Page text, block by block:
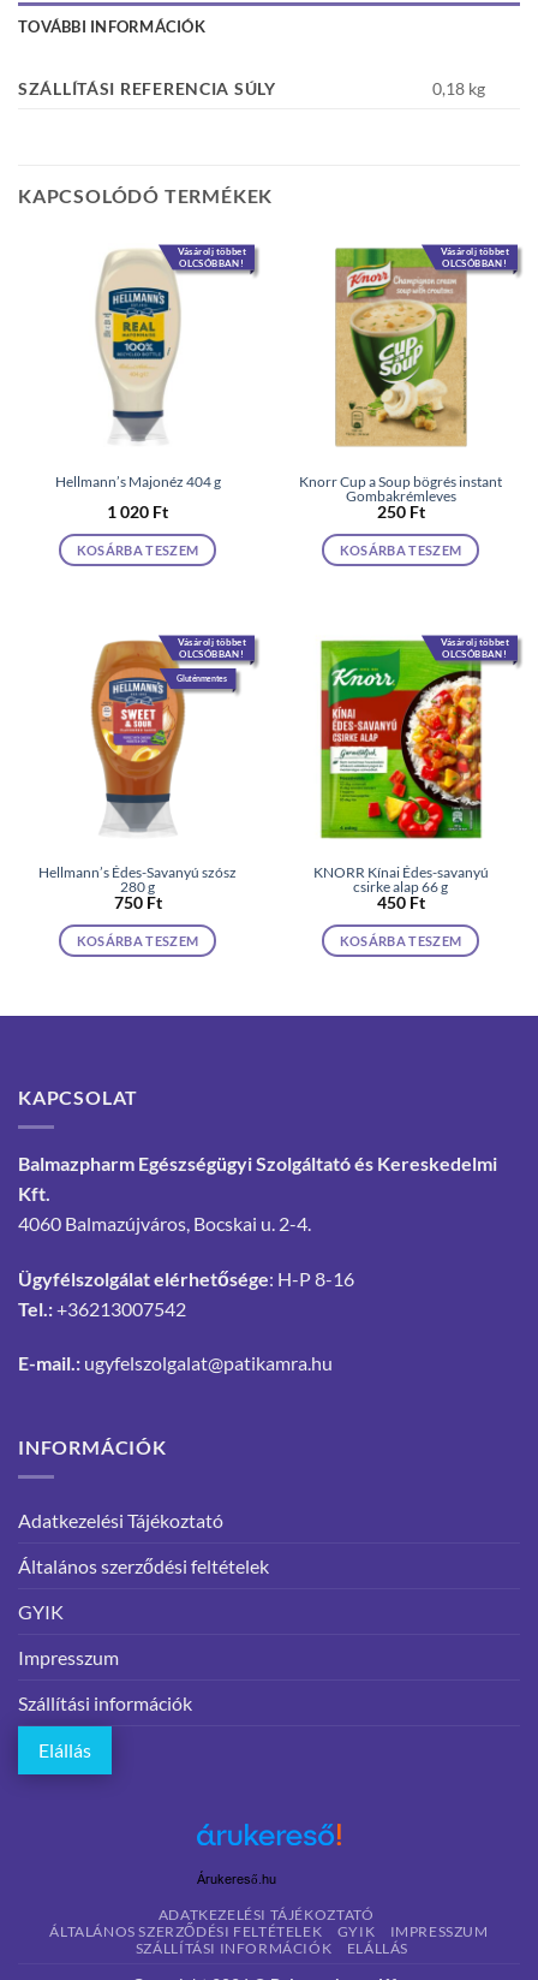
TOVÁBBI INFORMÁCIÓK
SZÁLLÍTÁSI REFERENCIA SÚLY 0,18 kg
KAPCSOLÓDÓ TERMÉKEK
Vásárolj többet
OLCSÓBBAN!
Hellmann’s Majonéz 404 g
1 020 Ft
KOSÁRBA TESZEM
Vásárolj többet
OLCSÓBBAN!
Knorr Cup a Soup bögrés instant
Gombakrémleves
250 Ft
KOSÁRBA TESZEM
Vásárolj többet
OLCSÓBBAN!
Gluténmentes
Hellmann’s Édes-Savanyú szósz
280 g
750 Ft
KOSÁRBA TESZEM
Vásárolj többet
OLCSÓBBAN!
KNORR Kínai Édes-savanyú
csirke alap 66 g
450 Ft
KOSÁRBA TESZEM
KAPCSOLAT
Balmazpharm Egészségügyi Szolgáltató és Kereskedelmi
Kft.
4060 Balmazújváros, Bocskai u. 2-4.
Ügyfélszolgálat elérhetősége: H-P 8-16
Tel.:+36213007542
E-mail.: ugyfelszolgalat@patikamra.hu
INFORMÁCIÓK
Adatkezelési Tájékoztató
Általános szerződési feltételek
GYIK
Impresszum
Szállítási információk
Elállás
Árukereső.hu
ADATKEZELÉSI TÁJÉKOZTATÓ
ÁLTALÁNOS SZERZŐDÉSI FELTÉTELEK
GYIK
IMPRESSZUM
SZÁLLÍTÁSI INFORMÁCIÓK
ELÁLLÁS